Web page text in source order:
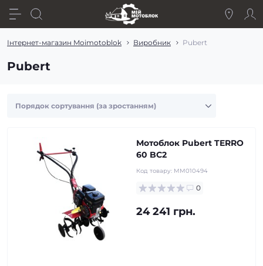
Інтернет-магазин Moimotoblok Виробник Pubert
Pubert
Мотоблок Pubert TERRO
60 BC2
Код товару: MM010494
0
24 241 грн.